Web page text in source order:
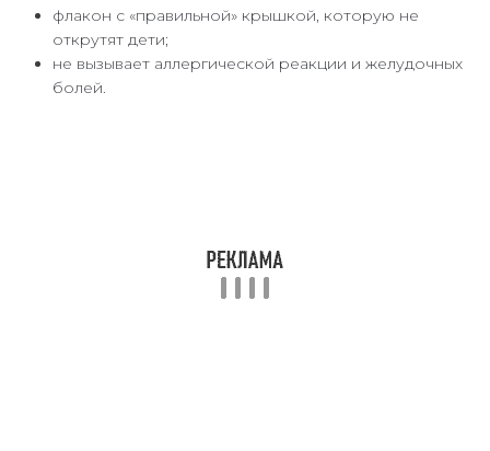
флакон с «правильной» крышкой, которую не
открутят дети;
не вызывает аллергической реакции и желудочных
болей.